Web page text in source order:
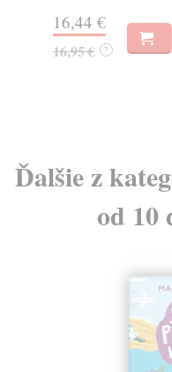
16,44 €
16,95 € ?
Ďalšie z
od 10